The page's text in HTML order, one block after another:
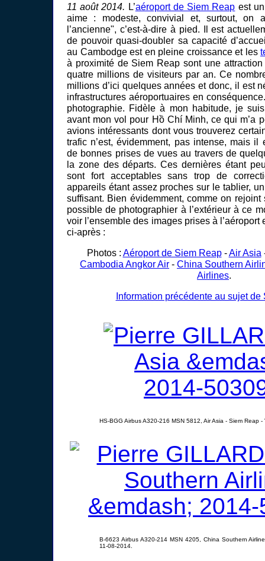
11 août 2014. L’aéroport de Siem Reap est
aime : modeste, convivial et, surtout, on
l’ancienne", c’est-à-dire à pied. Il est
de pouvoir quasi-doubler sa capacité
au Cambodge est en pleine croissance et les
à proximité de Siem Reap sont une
quatre millions de visiteurs par an. Ce
millions d’ici quelques années et donc, il est
infrastructures aéroportuaires en
photographie. Fidèle à mon habitude, je
avant mon vol pour Hồ Chí Minh, ce qui m’a
avions intéressants dont vous trouverez
trafic n’est, évidemment, pas intense, mais il
de bonnes prises de vues au travers de
la zone des départs. Ces dernières étant
sont fort acceptables sans trop de
appareils étant assez proches sur le tablier,
suffisant. Bien évidemment, comme on
possible de photographier à l’extérieur à ce
voir l’ensemble des images prises à
ci-après :
Photos : Aéroport de Siem Reap-Air Asia
Cambodia Angkor Air - China Southern
Airlines.
Information précédente au sujet de
HS-BGG Airbus A320-216 MSN 5812, Air Asia - Siem Reap
B-6623 Airbus A320-214 MSN 4205, China Southern
11-08-2014.